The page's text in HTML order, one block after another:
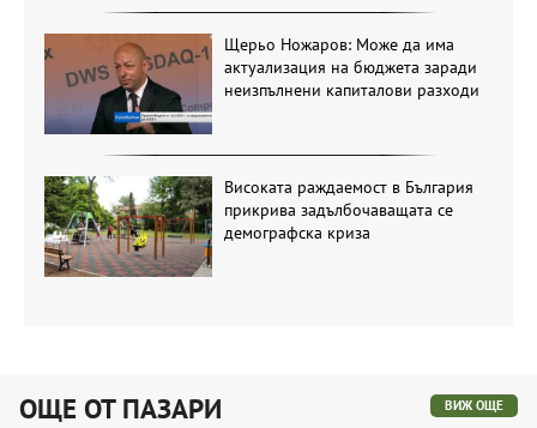
Щерьо Ножаров: Може да има
актуализация на бюджета заради
неизпълнени капиталови разходи
Високата раждаемост в България
прикрива задълбочаващата се
демографска криза
ОЩЕ ОТ ПАЗАРИ ВИЖ ОЩЕ